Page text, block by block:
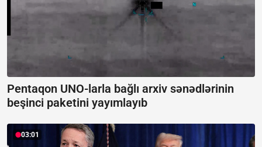
Pentaqon UNO-larla bağlı arxiv sənədlərinin
beşinci paketini yayımlayıb
03:01